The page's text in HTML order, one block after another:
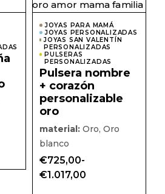
múltiples
variantes.
opciones
pueden
elegir
página
producto
JOYAS PARA MAMÁ
JOYAS PERSONALIZADAS
JOYAS SAN VALENTÍN
PERSONALIZADAS
PULSERAS
PERSONALIZADAS
Pulsera nombre
+ corazón
personalizable
oro
material:Oro, Oro
blanco
€725,00-
€1.017,00
Rango
de